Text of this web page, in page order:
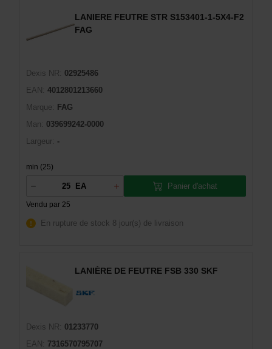
LANIERE FEUTRE STR S153401-1-5X4-F2
FAG
Dexis NR:
02925486
EAN:
4012801213660
Marque:
FAG
Man:
039699242-0000
Largeur: -
min (25)
EA
Vendu par 25
Panier d'achat
En rupture de stock 8 jour(s) de livraison
LANIÈRE DE FEUTRE FSB 330 SKF
Dexis NR:
01233770
EAN:
7316570795707